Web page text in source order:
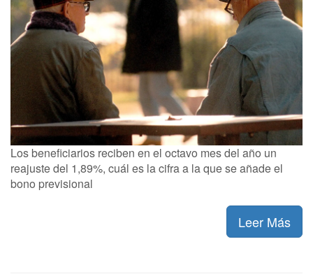
Los beneficiarios reciben en el octavo mes del año un
reajuste del 1,89%, cuál es la cifra a la que se añade el
bono previsional
Leer Más